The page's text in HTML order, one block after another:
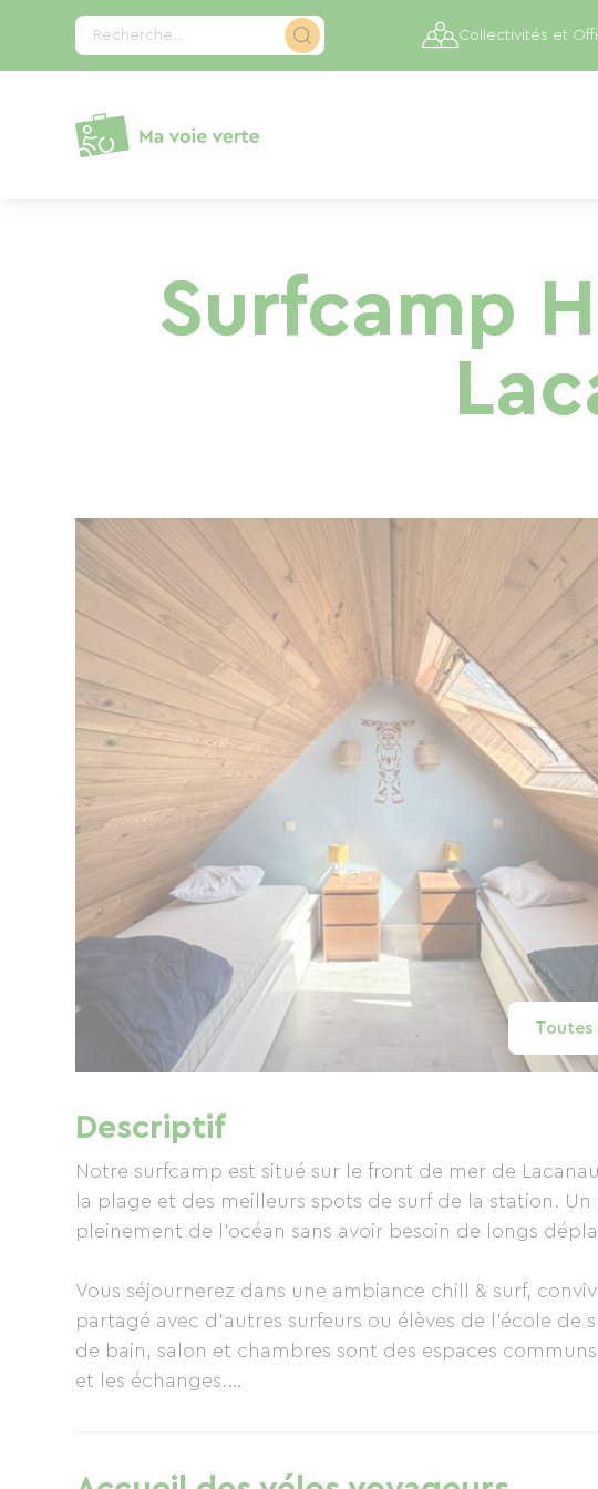
Recherche... Collectivités et
Surfcamp
Toutes
Descriptif
Notre surfcamp est situé sur le front de mer de
la plage et des meilleurs spots de surf de la station.
pleinement de l’océan sans avoir besoin de longs
Vous séjournerez dans une ambiance chill & surf,
partagé avec d’autres surfeurs ou élèves de l’école
de bain, salon et chambres sont des espaces
et les échanges.
tout est accessible à pied, que ce soit la plage, les
Panneau de gestion des cookies